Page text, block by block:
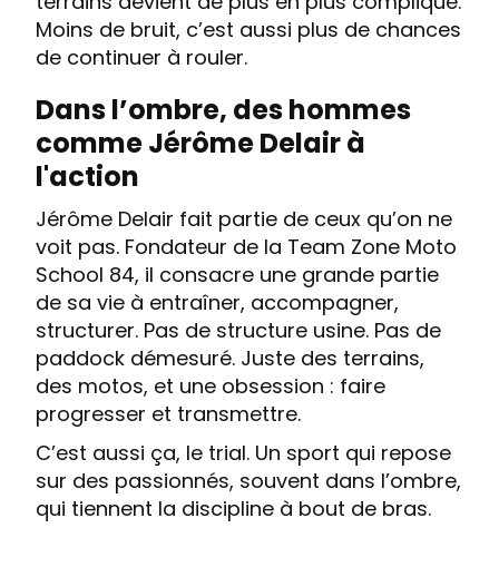
Moins de bruit, c’est aussi plus de chances
de continuer à rouler.
Dans l’ombre, des hommes
comme Jérôme Delair à
l'action
Jérôme Delair fait partie de ceux qu’on ne
voit pas. Fondateur de la Team Zone Moto
School 84, il consacre une grande partie
de sa vie à entraîner, accompagner,
structurer. Pas de structure usine. Pas de
paddock démesuré. Juste des terrains,
des motos, et une obsession : faire
progresser et transmettre.
C’est aussi ça, le trial. Un sport qui repose
sur des passionnés, souvent dans l’ombre,
qui tiennent la discipline à bout de bras.